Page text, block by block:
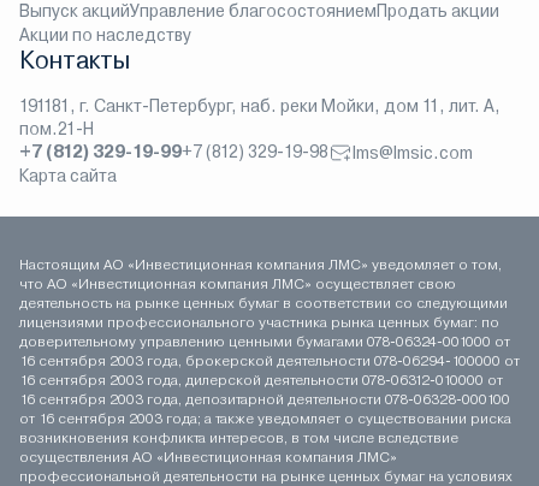
Выпуск акцийУправление благосостояниемПродать акции
Акции по наследству
Контакты
191181, г. Санкт-Петербург, наб. реки Мойки, дом 11, лит. А,
пом.21-Н
+7 (812) 329-19-99+7 (812) 329-19-98
lms@lmsic.com
Карта сайта
Настоящим АО «Инвестиционная компания ЛМС» уведомляет о том,
что АО «Инвестиционная компания ЛМС» осуществляет свою
деятельность на рынке ценных бумаг в соответствии со следующими
лицензиями профессионального участника рынка ценных бумаг: по
доверительному управлению ценными бумагами 078-06324-001000 от
16 сентября 2003 года, брокерской деятельности 078-06294-100000 от
16 сентября 2003 года, дилерской деятельности 078-06312-010000 от
16 сентября 2003 года, депозитарной деятельности 078-06328-000100
от 16 сентября 2003 года; а также уведомляет о существовании риска
возникновения конфликта интересов, в том числе вследствие
осуществления АО «Инвестиционная компания ЛМС»
профессиональной деятельности на рынке ценных бумаг на условиях